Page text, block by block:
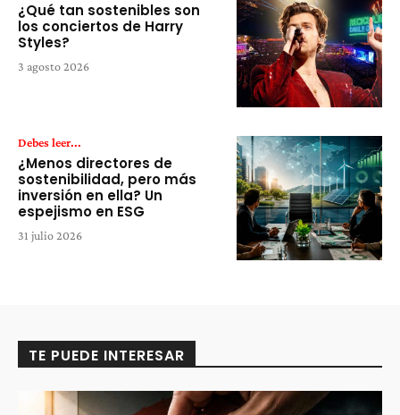
¿Qué tan sostenibles son
los conciertos de Harry
Styles?
3 agosto 2026
Debes leer...
¿Menos directores de
sostenibilidad, pero más
inversión en ella? Un
espejismo en ESG
31 julio 2026
TE PUEDE INTERESAR